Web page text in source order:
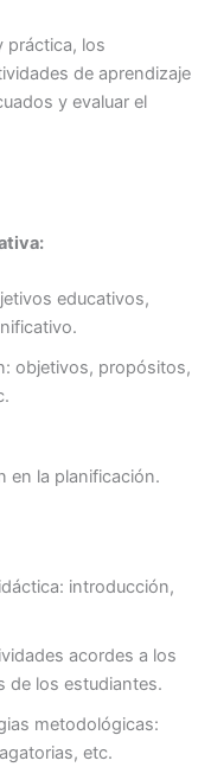
práctica, los
de aprendizaje
y evaluar el
educativos,
objetivos, propósitos,
en la planificación.
introducción,
acordes a los
de los estudiantes.
metodológicas:
etc.